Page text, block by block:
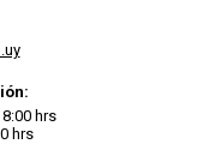
hrs
hrs